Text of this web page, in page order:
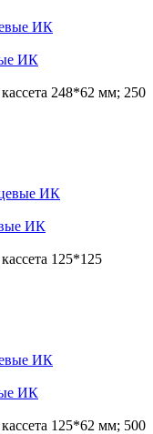
ИК
248*62 мм; 250
ИК
125*125
ИК
125*62 мм; 500